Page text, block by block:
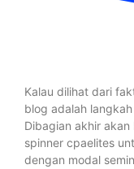
Kalau dilihat dari
blog adalah
Dibagian akhir
spinner cpaelites
dengan modal